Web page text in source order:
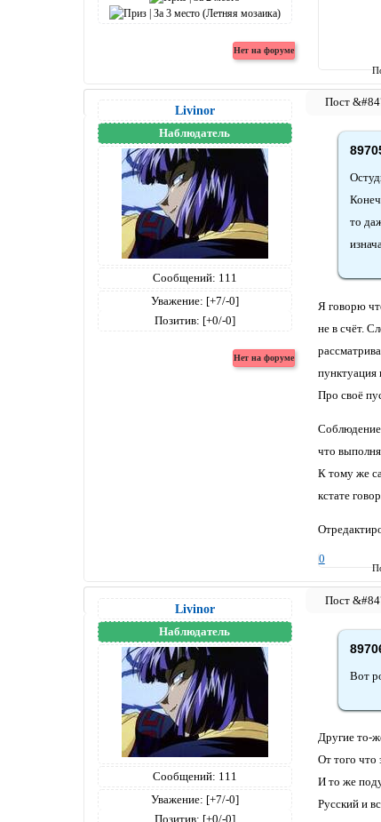
Livinor
Наблюдатель
Сообщений: 111
Уважение: [+7/-0]
Позитив: [+0/-0]
то
Я говорю
не в счёт.
пунктуация
Про своё
Соблюдение
что
К тому же
кстате
0
Livinor
Наблюдатель
Сообщений: 111
Уважение: [+7/-0]
Позитив: [+0/-0]
Вот
Другие то-
От того что
И то же
Русский и